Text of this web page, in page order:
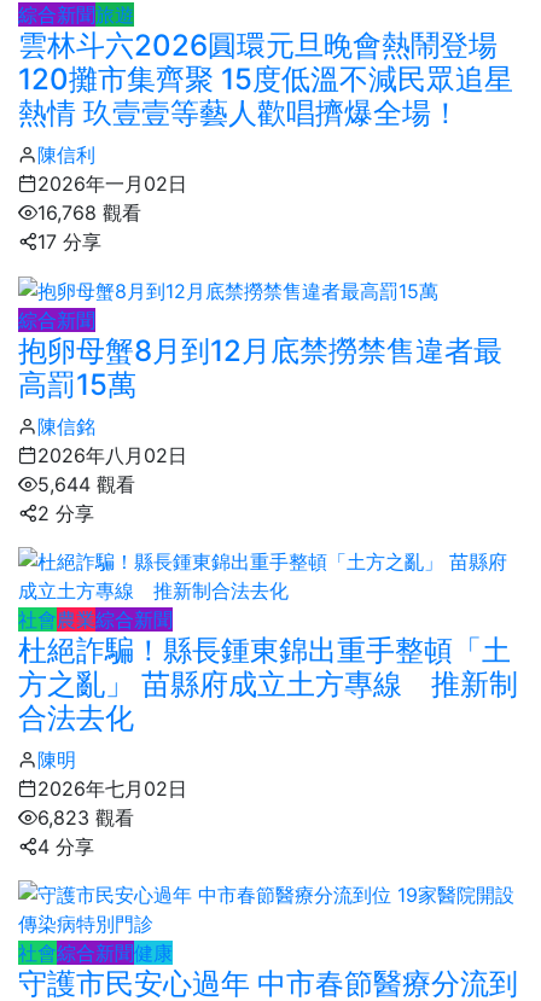
綜合新聞旅遊
雲林斗六2026圓環元旦晚會熱鬧登場
120攤市集齊聚 15度低溫不減民眾追星
熱情 玖壹壹等藝人歡唱擠爆全場！
陳信利
2026年一月02日
16,768 觀看
17 分享
綜合新聞
抱卵母蟹8月到12月底禁撈禁售違者最
高罰15萬
陳信銘
2026年八月02日
5,644 觀看
2 分享
社會農業綜合新聞
杜絕詐騙！縣長鍾東錦出重手整頓「土
方之亂」 苗縣府成立土方專線 推新制
合法去化
陳明
2026年七月02日
6,823 觀看
4 分享
社會綜合新聞健康
守護市民安心過年 中市春節醫療分流到